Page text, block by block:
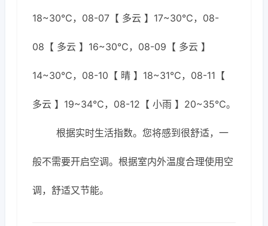
18~30℃，08-07【 多云 】17~30℃，08-
08【 多云 】16~30℃，08-09【 多云 】
14~30℃，08-10【 晴 】18~31℃，08-11【
多云 】19~34℃，08-12【 小雨 】20~35℃。
根据实时生活指数。您将感到很舒适，一
般不需要开启空调。根据室内外温度合理使用空
调，舒适又节能。